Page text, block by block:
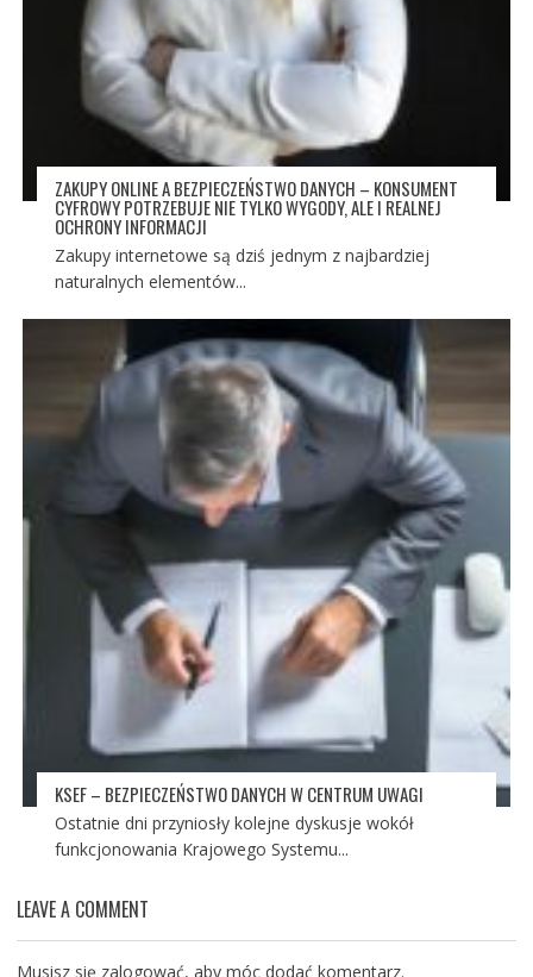
ZAKUPY ONLINE A BEZPIECZEŃSTWO DANYCH – KONSUMENT
CYFROWY POTRZEBUJE NIE TYLKO WYGODY, ALE I REALNEJ
OCHRONY INFORMACJI
Zakupy internetowe są dziś jednym z najbardziej
naturalnych elementów...
KSEF – BEZPIECZEŃSTWO DANYCH W CENTRUM UWAGI
Ostatnie dni przyniosły kolejne dyskusje wokół
funkcjonowania Krajowego Systemu...
LEAVE A COMMENT
Musisz się zalogować, aby móc dodać komentarz.